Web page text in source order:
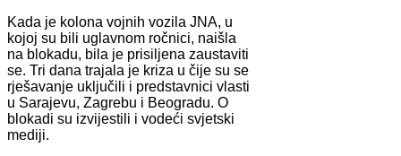
Kada je kolona vojnih vozila JNA, u
kojoj su bili uglavnom ročnici, naišla
na blokadu, bila je prisiljena zaustaviti
se. Tri dana trajala je kriza u čije su se
rješavanje uključili i predstavnici vlasti
u Sarajevu, Zagrebu i Beogradu. O
blokadi su izvijestili i vodeći svjetski
mediji.